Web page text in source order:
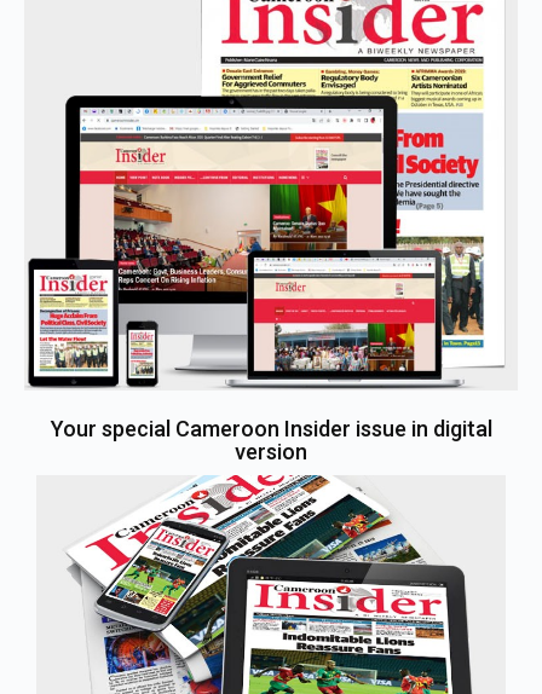
Your special Cameroon Insider issue in digital
version